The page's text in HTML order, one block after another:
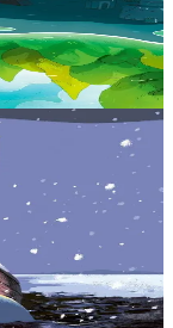
», qui vit
cette histoire-